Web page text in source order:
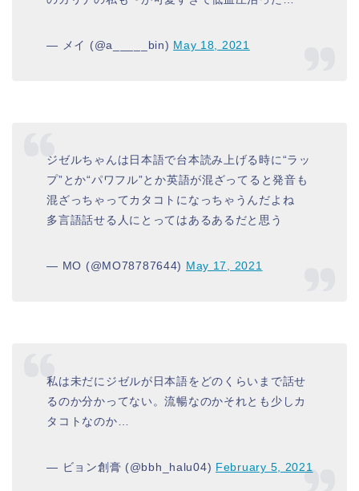
— メイ (@a_____bin) May 18, 2021
ジゼルちゃんは日本語で台本読み上げる時に“ラッ
プ”とか“パワフル”とか英語が混ざってると発音も
混ざっちゃってカタコトになっちゃうんだよね
多言語話せる人にとってはあるあるだと思う
— MO (@MO78787644) May 17, 2021
私は未だにジゼルが日本語をどのくらいまで話せ
るのか分かってない。流暢なのかそれとも少しカ
タコトなのか…
— ビョン創膏 (@bbh_halu04) February 5, 2021